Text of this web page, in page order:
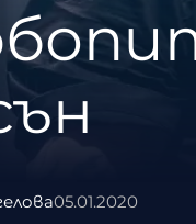
05.01.2020